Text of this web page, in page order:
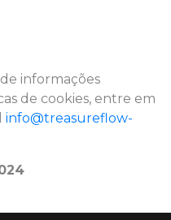
informações
de cookies, entre em
info@treasureflow-